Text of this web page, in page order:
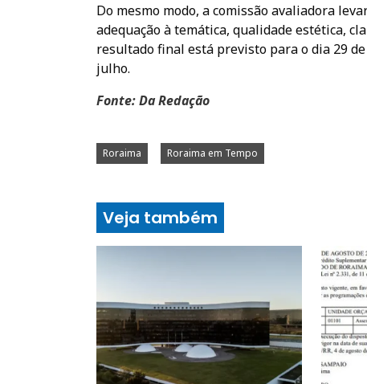
Do mesmo modo, a comissão avaliadora
adequação à temática, qualidade estética,
resultado final está previsto para o dia 29
julho.
Fonte: Da Redação
Roraima Roraima em Tempo
Veja também